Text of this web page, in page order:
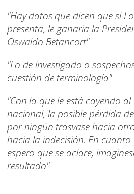
"Hay datos que dicen que si
presenta, le ganaría la
Oswaldo Betancort"
"Lo de investigado o
cuestión de terminología"
"Con la que le está cayendo al
nacional, la posible pérdida
por ningún trasvase hacia
hacia la indecisión. En cuanto
espero que se aclare,
resultado"